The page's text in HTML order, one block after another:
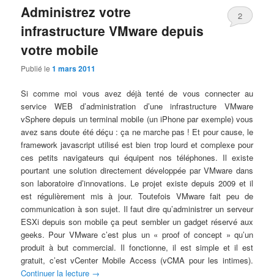
Administrez votre
infrastructure VMware depuis
votre mobile
Publié le1 mars 2011
2
Si comme moi vous avez déjà tenté de vous connecter au
service WEB d’administration d’une infrastructure VMware
vSphere depuis un terminal mobile (un iPhone par exemple) vous
avez sans doute été déçu : ça ne marche pas ! Et pour cause, le
framework javascript utilisé est bien trop lourd et complexe pour
ces petits navigateurs qui équipent nos téléphones. Il existe
pourtant une solution directement développée par VMware dans
son laboratoire d’innovations. Le projet existe depuis 2009 et il
est régulièrement mis à jour. Toutefois VMware fait peu de
communication à son sujet. Il faut dire qu’administrer un serveur
ESXi depuis son mobile ça peut sembler un gadget réservé aux
geeks. Pour VMware c’est plus un « proof of concept » qu’un
produit à but commercial. Il fonctionne, il est simple et il est
gratuit, c’est vCenter Mobile Access (vCMA pour les intimes).
Continuer la lecture →